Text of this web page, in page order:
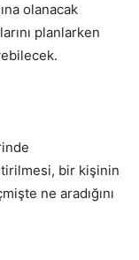
olanacak
planlarken
bir kişinin
ne aradığını